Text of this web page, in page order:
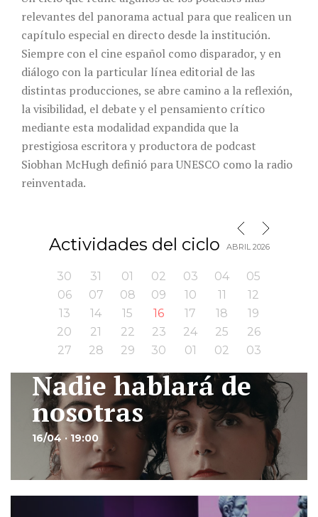
relevantes del panorama actual para que realicen un
capítulo especial en directo desde la institución.
Siempre con el cine español como disparador, y en
diálogo con la particular línea editorial de las
distintas producciones, se abre camino a la reflexión,
la visibilidad, el debate y el pensamiento crítico
mediante esta modalidad expandida que la
prestigiosa escritora y productora de podcast
Siobhan McHugh definió para UNESCO como la radio
reinventada.
Actividades del ciclo
MES ANTERIOR
MES SIGUIENTE
ABRIL 2026
30 31 01 02 03 04
05
06
07 08 09 10 11
12
13
14 15 16 17 18
19
20
21 22 23 24 25
26
27
28 29 30 01 02 03
Nadie hablará de
nosotras
16/04 · 19:00